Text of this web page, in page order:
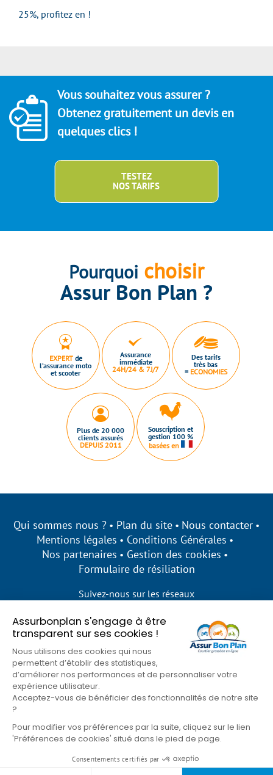
Assurbonplan s'engage à être
transparent sur ses cookies !
Nous utilisons des cookies qui nous
permettent d’établir des statistiques,
d’améliorer nos performances et de personnaliser votre
expérience utilisateur.
Acceptez-vous de bénéficier des fonctionnalités de notre site
?
Pour modifier vos préférences par la suite, cliquez sur le lien
'Préférences de cookies' situé dans le pied de page.
Consentements certifiés par
25%, profitez en !
Vous souhaitez vous assurer ?
Obtenez gratuitement un devis en
quelques clics !
TESTEZ
NOS TARIFS
Pourquoi choisir
Assur Bon Plan ?
EXPERTde
l’assurance moto
et scooter
Assurance
immédiate
24H/24 & 7J/7
Des tarifs
très bas
= ECONOMIES
Plus de 20 000
clients assurés
DEPUIS 2011
Souscription et
gestion 100 %
basées en
Qui sommes nous ? Plan du site
Nous contacter
Mentions légales
Conditions Générales
Nos partenaires
Gestion des cookies
Formulaire de résiliation
Suivez-nous sur les réseaux